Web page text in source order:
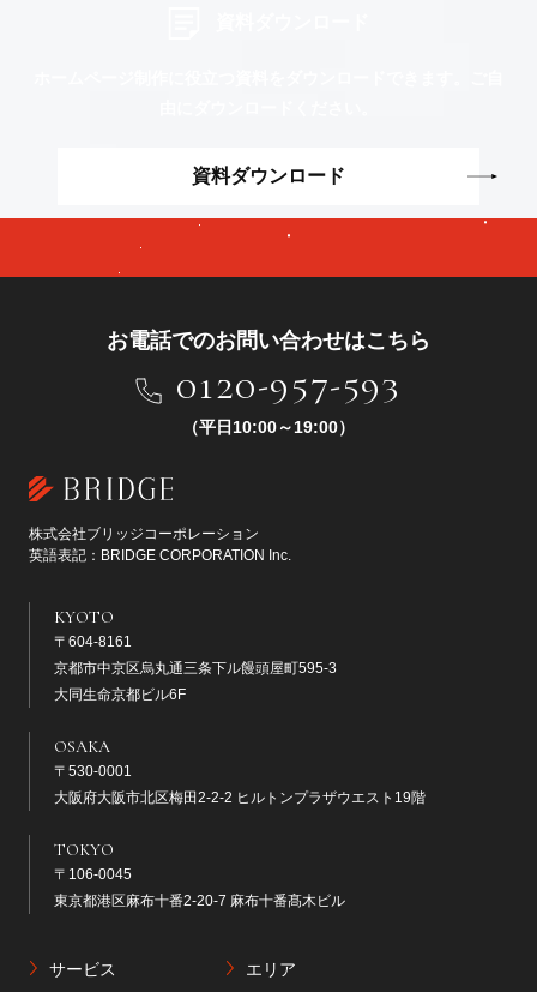
資料ダウンロード
お電話でのお問い合わせはこちら
0120-957-593
（平日10:00～19:00）
株式会社ブリッジコーポレーション
英語表記：BRIDGE CORPORATION Inc.
KYOTO
〒604-8161
京都市中京区烏丸通三条下ル饅頭屋町595-3
大同生命京都ビル6F
OSAKA
〒530-0001
大阪府大阪市北区梅田2-2-2 ヒルトンプラザウエスト19階
TOKYO
〒106-0045
東京都港区麻布十番2-20-7 麻布十番髙木ビル
サービス エリア